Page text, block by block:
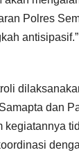
Polres
dan
kegiatannya